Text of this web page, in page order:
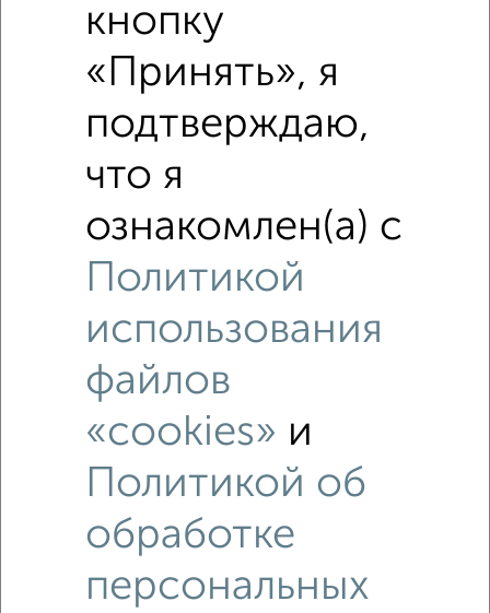
Рядом, с меньшей ценой
Недалеко от Советская 49/1 с ценой ниже
1-к квартира, на длительный срок, 38м², 2/3 этаж
кнопку
«Принять», я
подтверждаю,
что я
ознакомлен(а) с
Политикой
использования
файлов
«cookies» и
Политикой об
обработке
персональных